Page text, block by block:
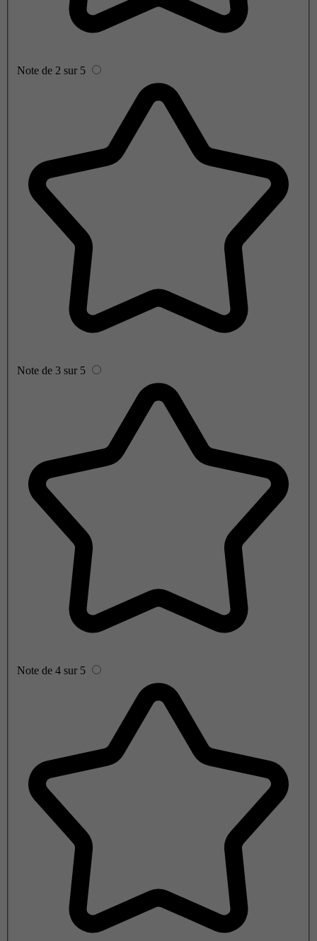
Note de 2 sur 5
Note de 3 sur 5
Note de 4 sur 5